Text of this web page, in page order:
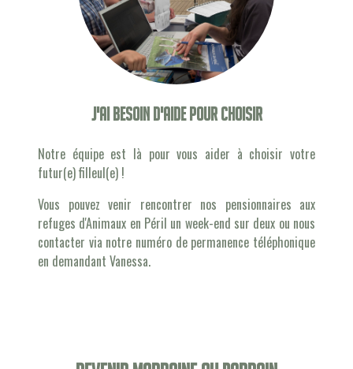
J'ai besoin d'aide pour choisir
Notre équipe est là pour vous aider à choisir votre
futur(e) filleul(e) !
Vous pouvez venir rencontrer nos pensionnaires aux
refuges d'Animaux en Péril un week-end sur deux ou nous
contacter via notre numéro de permanence téléphonique
en demandant Vanessa.